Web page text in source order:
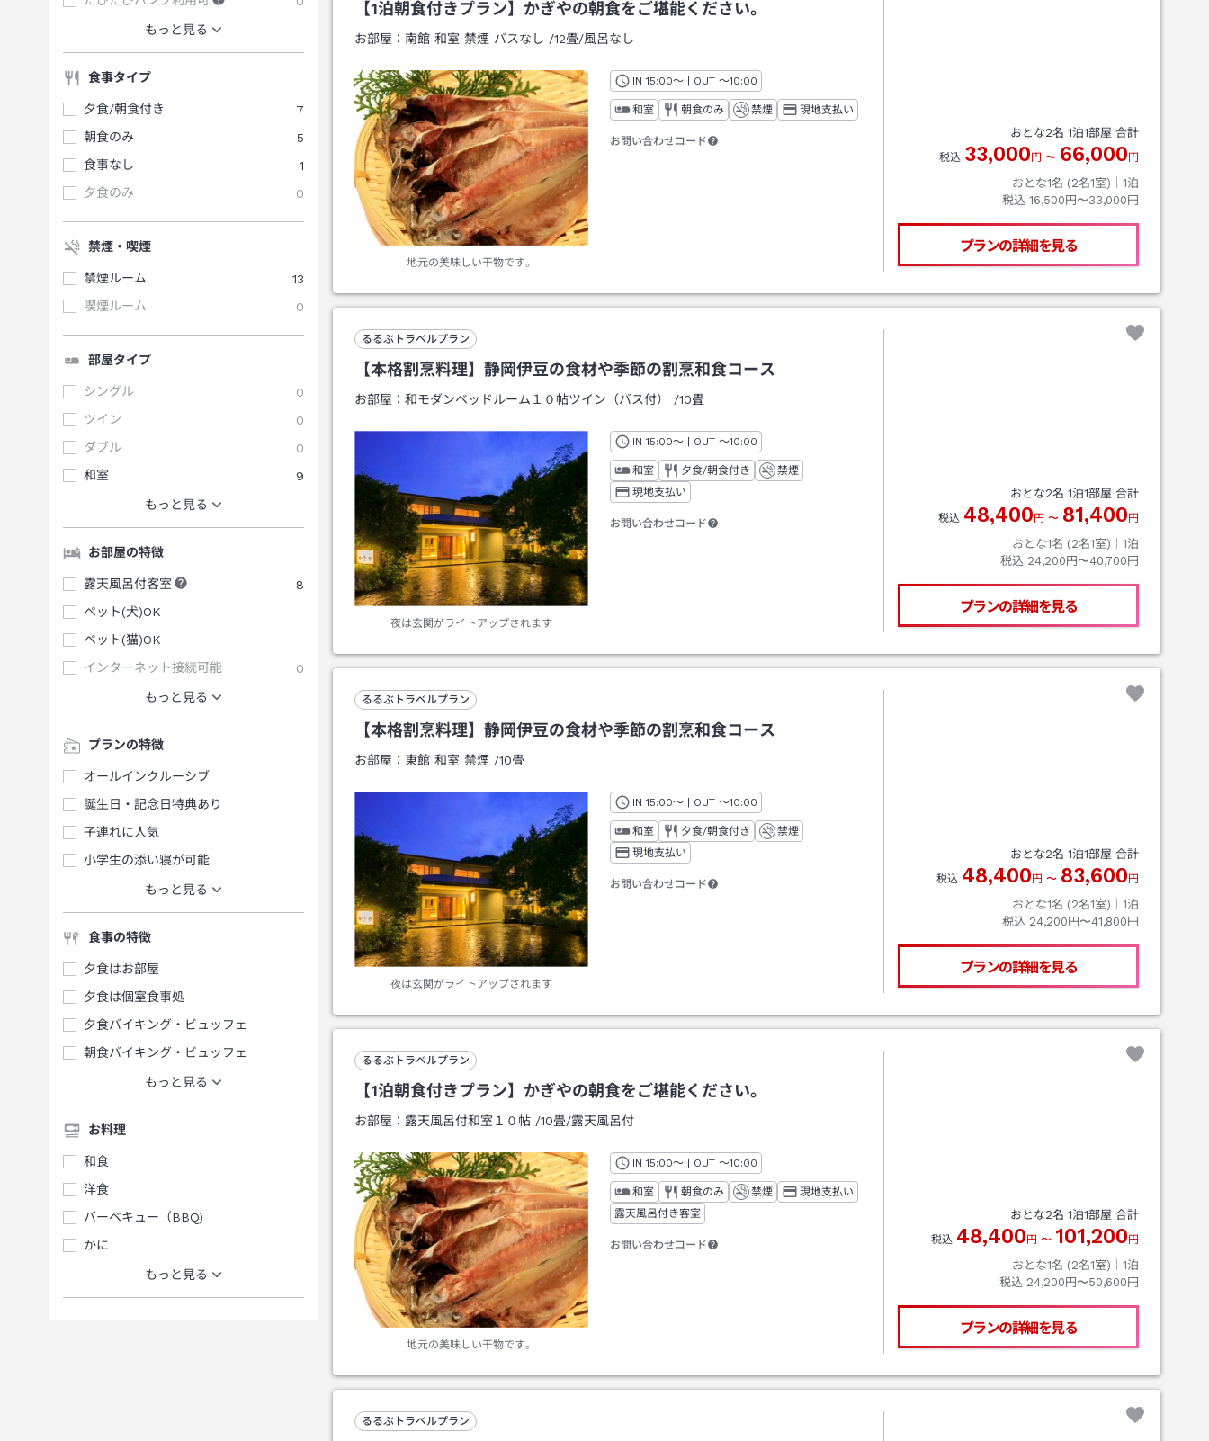
もっと見る
食事タイプ
夕食/朝食付き
7
朝食のみ
5
食事なし
1
夕食のみ
0
禁煙・喫煙
禁煙ルーム
13
喫煙ルーム
0
部屋タイプ
シングル
0
ツイン
0
ダブル
0
和室
9
もっと見る
お部屋の特徴
露天風呂付客室
8
ペット(犬)OK
ペット(猫)OK
インターネット接続可能
0
もっと見る
プランの特徴
オールインクルーシブ
誕生日・記念日特典あり
子連れに人気
小学生の添い寝が可能
もっと見る
食事の特徴
夕食はお部屋
夕食は個室食事処
夕食バイキング・ビュッフェ
朝食バイキング・ビュッフェ
もっと見る
お料理
和食
洋食
バーベキュー（BBQ)
かに
もっと見る
【1泊朝食付きプラン】かぎやの朝食をご堪能ください。
お部屋： 南館 和室 禁煙 バスなし /12畳/風呂なし
地元の美味しい干物です。
IN チェックイン
15:00～ | OUT チェックアウト
～10:00
和室 朝食のみ 禁煙 現地支払い
お問い合わせコード
おとな2名 1泊1部屋 合計
税込 33,000 円 〜 66,000 円
おとな1名 (2名1室)｜ 1泊
税込 16,500円〜33,000円
プランの詳細を見る
るるぶトラベルプラン
【本格割烹料理】静岡伊豆の食材や季節の割烹和食コース
お部屋： 和モダンベッドルーム１０帖ツイン（バス付） /10畳
夜は玄関がライトアップされます
IN チェックイン
15:00～ | OUT チェックアウト
～10:00
和室 夕食/朝食付き
禁煙
現地支払い
お問い合わせコード
おとな2名 1泊1部屋 合計
税込 48,400 円 〜 81,400 円
おとな1名 (2名1室)｜ 1泊
税込 24,200円〜40,700円
プランの詳細を見る
るるぶトラベルプラン
【本格割烹料理】静岡伊豆の食材や季節の割烹和食コース
お部屋： 東館 和室 禁煙/10畳
夜は玄関がライトアップされます
IN チェックイン
15:00～ | OUT チェックアウト
～10:00
和室 夕食/朝食付き
禁煙
現地支払い
お問い合わせコード
おとな2名 1泊1部屋 合計
税込 48,400 円 〜 83,600 円
おとな1名 (2名1室)｜ 1泊
税込 24,200円〜41,800円
プランの詳細を見る
るるぶトラベルプラン
【1泊朝食付きプラン】かぎやの朝食をご堪能ください。
お部屋： 露天風呂付和室１０帖/10畳/露天風呂付
地元の美味しい干物です。
IN チェックイン
15:00～ | OUT チェックアウト
～10:00
和室 朝食のみ 禁煙
現地支払い
露天風呂付き客室
お問い合わせコード
おとな2名 1泊1部屋 合計
税込 48,400 円 〜 101,200 円
おとな1名 (2名1室)｜ 1泊
税込 24,200円〜50,600円
プランの詳細を見る
るるぶトラベルプラン